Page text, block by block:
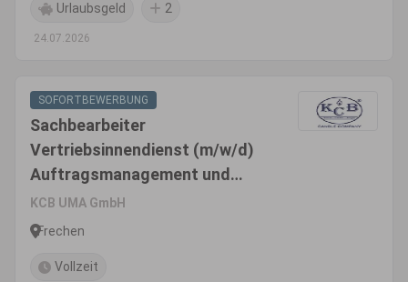
Urlaubsgeld 2
24.07.2026
SOFORTBEWERBUNG
Sachbearbeiter
Vertriebsinnendienst (m/w/d)
Auftragsmanagement und
Projektkoordination
KCB UMA GmbH
Frechen
Vollzeit